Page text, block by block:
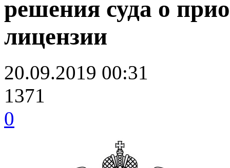
решения суда о
лицензии
20.09.2019 00:31
1371
0